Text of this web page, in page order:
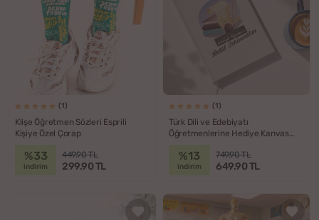
(1)
Klişe Öğretmen Sözleri Esprili
Kişiye Özel Çorap
%33
indirim
449.90 TL
299.90 TL
(1)
Türk Dili ve Edebiyatı
Öğretmenlerine Hediye Kanvas
%13
indirim
749.90 TL
649.90 TL